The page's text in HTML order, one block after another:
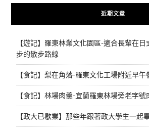
近期文章
【遊記】羅東林業文化園區-適合長輩在
步的散步路線
【食記】梨在角落-羅東文化工場附近早午
【食記】林場肉羹-宜蘭羅東林場旁老字號
【政大已歇業】那些年跟著政大學生一起